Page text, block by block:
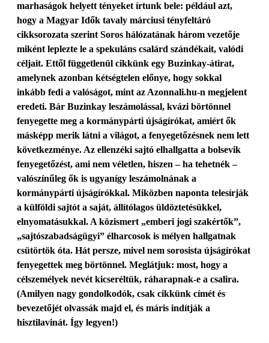
marhaságok helyett tényeket írtunk bele: például azt,
hogy a Magyar Idők tavaly márciusi tényfeltáró
cikksorozata szerint Soros hálózatának három vezetője
miként leplezte le a spekuláns csalárd szándékait, valódi
céljait. Ettől függetlenül cikkünk egy Buzinkay-átirat,
amelynek azonban kétségtelen előnye, hogy sokkal
inkább fedi a valóságot, mint az Azonnali.hu-n megjelent
eredeti. Bár Buzinkay leszámolással, kvázi börtönnel
fenyegette meg a kormánypárti újságírókat, amiért ők
másképp merik látni a világot, a fenyegetőzésnek nem lett
következménye. Az ellenzéki sajtó elhallgatta a bolsevik
fenyegetőzést, ami nem véletlen, hiszen – ha tehetnék –
valószínűleg ők is ugyanígy leszámolnának a
kormánypárti újságírókkal. Miközben naponta telesírják
a külföldi sajtót a saját, állítólagos üldöztetésükkel,
elnyomatásukkal. A közismert „emberi jogi szakértők”,
„sajtószabadságügyi” élharcosok is mélyen hallgatnak
csütörtök óta. Hát persze, mivel nem sorosista újságírókat
fenyegettek meg börtönnel. Meglátjuk: most, hogy a
célszemélyek nevét kicseréltük, ráharapnak-e a csalira.
(Amilyen nagy gondolkodók, csak cikkünk címét és
bevezetőjét olvassák majd el, és máris indítják a
hisztilavinát. Így legyen!)